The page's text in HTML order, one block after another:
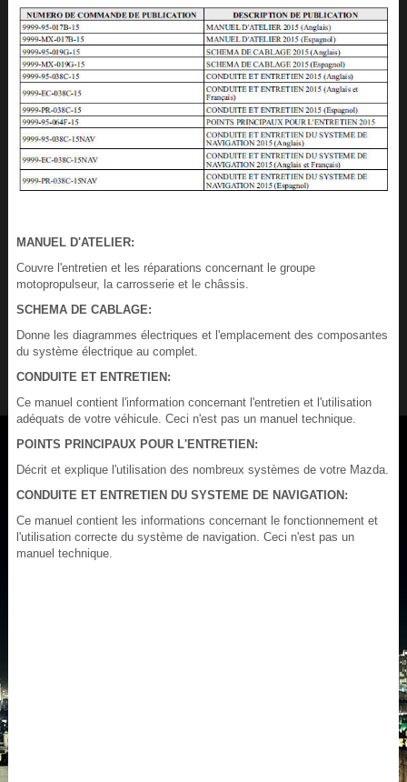
MANUEL D'ATELIER:
Couvre l'entretien et les réparations concernant le groupe
motopropulseur, la carrosserie et le châssis.
SCHEMA DE CABLAGE:
Donne les diagrammes électriques et l'emplacement des composantes
du système électrique au complet.
CONDUITE ET ENTRETIEN:
Ce manuel contient l'information concernant l'entretien et l'utilisation
adéquats de votre véhicule. Ceci n'est pas un manuel technique.
POINTS PRINCIPAUX POUR L'ENTRETIEN:
Décrit et explique l'utilisation des nombreux systèmes de votre Mazda.
CONDUITE ET ENTRETIEN DU SYSTEME DE NAVIGATION:
Ce manuel contient les informations concernant le fonctionnement et
l'utilisation correcte du système de navigation. Ceci n'est pas un
manuel technique.